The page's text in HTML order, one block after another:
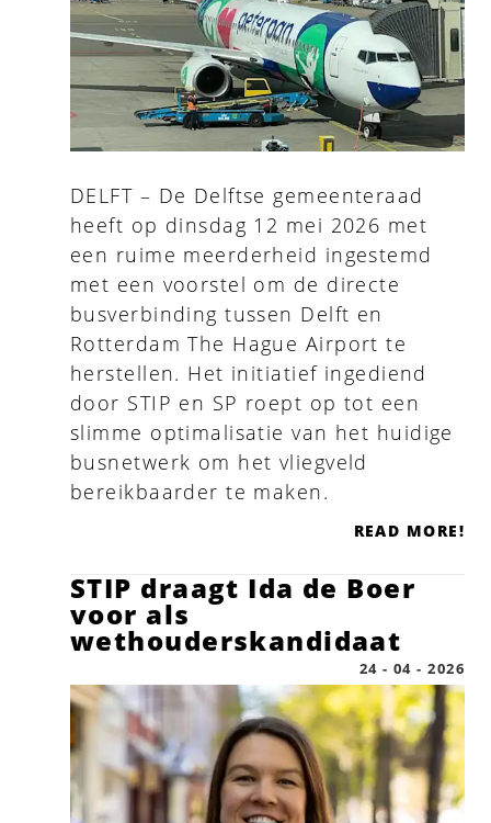
DELFT – De Delftse gemeenteraad
heeft op dinsdag 12 mei 2026 met
een ruime meerderheid ingestemd
met een voorstel om de directe
busverbinding tussen Delft en
Rotterdam The Hague Airport te
herstellen. Het initiatief ingediend
door STIP en SP roept op tot een
slimme optimalisatie van het huidige
busnetwerk om het vliegveld
bereikbaarder te maken.
READ MORE!
STIP draagt Ida de Boer
voor als
wethouderskandidaat
24 - 04 - 2026